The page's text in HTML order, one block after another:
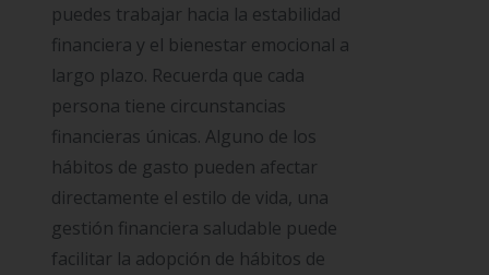
puedes trabajar hacia la estabilidad
financiera y el bienestar emocional a
largo plazo. Recuerda que cada
persona tiene circunstancias
financieras únicas. Alguno de los
hábitos de gasto pueden afectar
directamente el estilo de vida, una
gestión financiera saludable puede
facilitar la adopción de hábitos de